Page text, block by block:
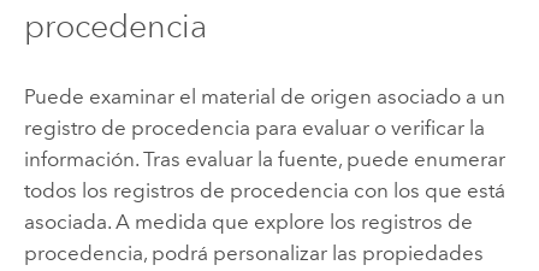
procedencia
Puede examinar el material de origen asociado a un
registro de procedencia para evaluar o verificar la
información. Tras evaluar la fuente, puede enumerar
todos los registros de procedencia con los que está
asociada. A medida que explore los registros de
procedencia, podrá personalizar las propiedades